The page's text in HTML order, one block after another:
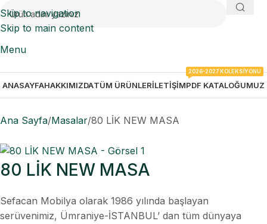
Skip to navigation
Skip to main content
Menu
ANASAYFAHAKKIMIZDATÜM ÜRÜNLERİLETIŞIMPDF KATALOĞUMUZ
2026-2027 KOLEKSIYONU
Ana Sayfa Masalar 80 LİK NEW MASA
80 LİK NEW MASA
Sefacan Mobilya olarak 1986 yılında başlayan
serüvenimiz, Ümraniye-İSTANBUL’ dan tüm dünyaya